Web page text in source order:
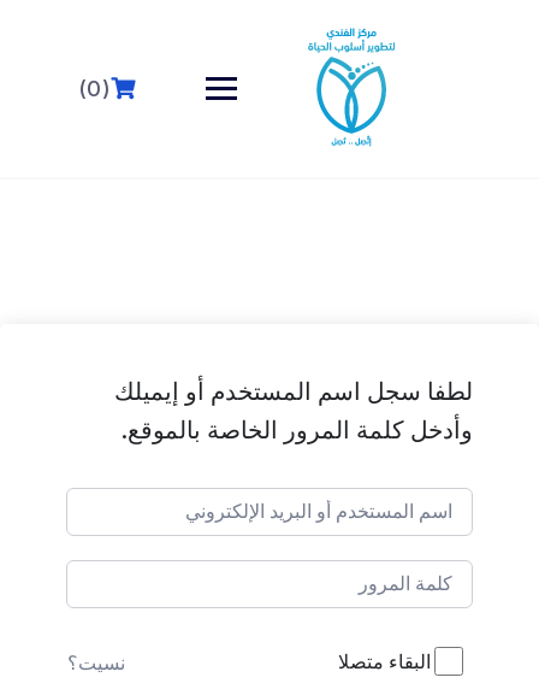
(0)
لطفا سجل اسم المستخدم أو إيميلك
وأدخل كلمة المرور الخاصة بالموقع.
البقاء متصلا نسيت؟